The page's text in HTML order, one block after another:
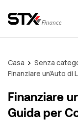
Casa
Senza
Finanziare
Guida per